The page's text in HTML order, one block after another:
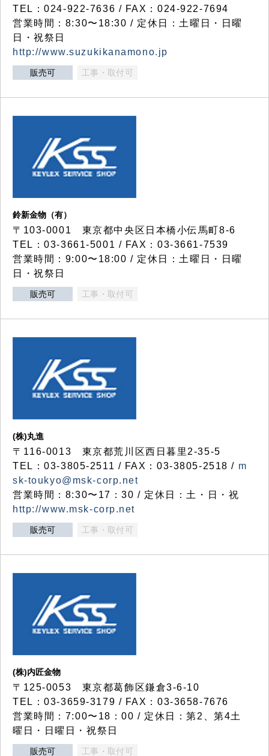
TEL：024-922-7636 / FAX：024-922-7694
営業時間：8:30〜18:30 / 定休日：土曜日・日曜
日・祝祭日
http://www.suzukikanamono.jp
販売可 工事・取付可
鈴新金物（有）
〒103-0001 東京都中央区日本橋小伝馬町8-6
TEL：03-3661-5001 / FAX：03-3661-7539
営業時間：9:00〜18:00 / 定休日：土曜日・日曜
日・祝祭日
販売可 工事・取付可
(株)丸進
〒116-0013 東京都荒川区西日暮里2-35-5
TEL：03-3805-2511 / FAX：03-3805-2518 / m
sk-toukyo@msk-corp.net
営業時間：8:30〜17：30 / 定休日：土・日・祝
http://www.msk-corp.net
販売可 工事・取付可
(株)内匠金物
〒125-0053 東京都葛飾区鎌倉3-6-10
TEL：03-3659-3179 / FAX：03-3658-7676
営業時間：7:00〜18：00 / 定休日：第2、第4土
曜日・日曜日・祝祭日
販売可 工事・取付可